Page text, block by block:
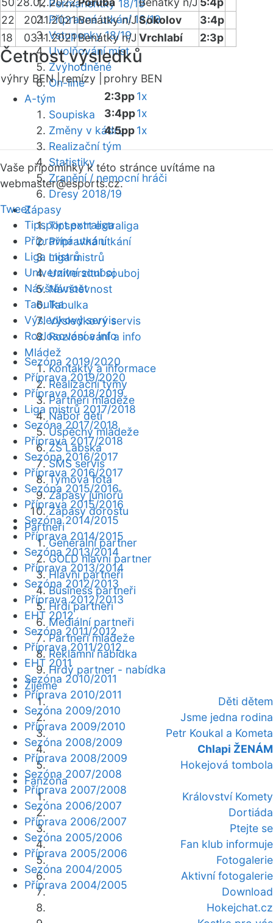
Permanentky 18/19
Přípravná utkání 18/19
Vstupenky 18/19
Uvolňování míst
Zvýhodněné
On-line
A-tým
Soupiska
Změny v kádru
Realizační tým
Statistiky
Zranění / nemocní hráči
Dresy 2018/19
Zápasy
Tipsport extraliga
Přípravná utkání
Liga mistrů
Univerzitní souboj
Návštěvnost
Tabulka
Výsledkový servis
Rozlosování a info
Mládež
Kontakty a informace
Realizační týmy
Partneři mládeže
Nábor dětí
Úspěchy mládeže
ZŠ Labská
SMS servis
Týmová fota
Zápasy juniorů
Zápasy dorostu
Partneři
Generální partner
GOLD hlavní partner
Hlavní partneři
Business partneři
Hrdí partneři
Mediální partneři
Partneři mládeže
Reklamní nabídka
Hrdý partner - nabídka
Žijeme
Děti dětem
Jsme jedna rodina
Petr Koukal a Kometa
Chlapi ŽENÁM
Hokejová tombola
Fanzóna
Království Komety
Dortiáda
Ptejte se
Fan klub informuje
Fotogalerie
Aktivní fotogalerie
Download
Hokejchat.cz
22
20.11.2021Benátky n/JSokolov
3:4p
18
03.11.2021Benátky n/J Vrchlabí 2:3p
Četnost výsledků
výhry BEN |remízy |
prohry BEN
2:3pp1x
3:4pp1x
4:5pp1x
Vaše připomínky k této stránce uvítáme na
webmaster@esports.cz.
Tweet
Tipsport extraliga
Přípravná utkání
Liga mistrů
Univerzitní souboj
Návštěvnost
Tabulka
Výsledkový servis
Rozlosování a info
Sezóna 2019/2020
Příprava 2019/2020
Příprava 2018/2019
Liga mistrů 2017/2018
Sezóna 2017/2018
Příprava 2017/2018
Sezóna 2016/2017
Příprava 2016/2017
Sezóna 2015/2016
Příprava 2015/2016
Sezóna 2014/2015
Příprava 2014/2015
Sezóna 2013/2014
Příprava 2013/2014
Sezóna 2012/2013
Příprava 2012/2013
EHT 2012
Sezóna 2011/2012
Příprava 2011/2012
EHT 2011
Sezóna 2010/2011
Příprava 2010/2011
Sezóna 2009/2010
Příprava 2009/2010
Sezóna 2008/2009
Příprava 2008/2009
Sezóna 2007/2008
Příprava 2007/2008
Sezóna 2006/2007
Příprava 2006/2007
Sezóna 2005/2006
Příprava 2005/2006
Sezóna 2004/2005
Příprava 2004/2005